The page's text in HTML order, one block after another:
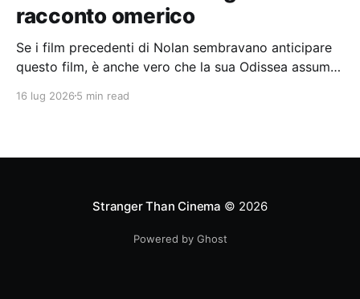
racconto omerico
Se i film precedenti di Nolan sembravano anticipare
questo film, è anche vero che la sua Odissea assume
16 lug 2026 5 min read
Stranger Than Cinema © 2026
Powered by Ghost